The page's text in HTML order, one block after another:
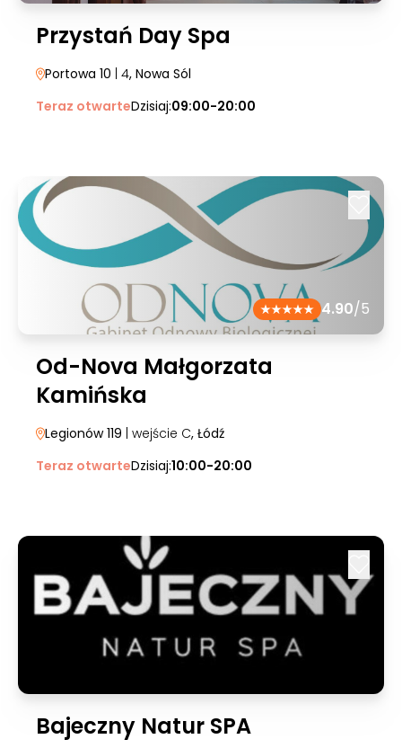
Przystań Day Spa
Portowa 10 | 4, Nowa Sól
Teraz otwarteDzisiaj:09:00-20:00
4.90/5
Od-Nova Małgorzata
Kamińska
Legionów 119 | wejście C, Łódź
Teraz otwarteDzisiaj:10:00-20:00
Bajeczny Natur SPA